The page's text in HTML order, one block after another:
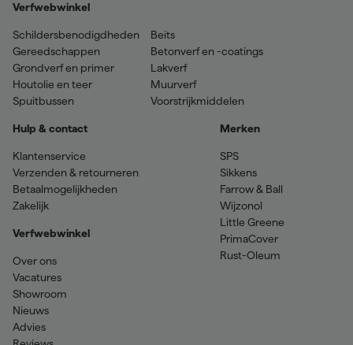
Verfwebwinkel
Schildersbenodigdheden
Gereedschappen
Grondverf en primer
Houtolie en teer
Spuitbussen
Beits
Betonverf en -coatings
Lakverf
Muurverf
Voorstrijkmiddelen
Hulp & contact
Klantenservice
Verzenden & retourneren
Betaalmogelijkheden
Zakelijk
Verfwebwinkel
Over ons
Vacatures
Showroom
Nieuws
Advies
Merken
SPS
Sikkens
Farrow & Ball
Wijzonol
Little Greene
PrimaCover
Rust-Oleum